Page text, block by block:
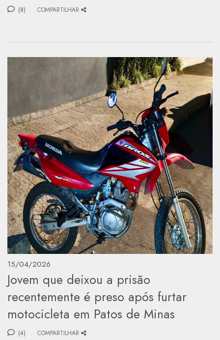
(8) COMPARTILHAR
15/04/2026
Jovem que deixou a prisão
recentemente é preso após furtar
motocicleta em Patos de Minas
(4) COMPARTILHAR